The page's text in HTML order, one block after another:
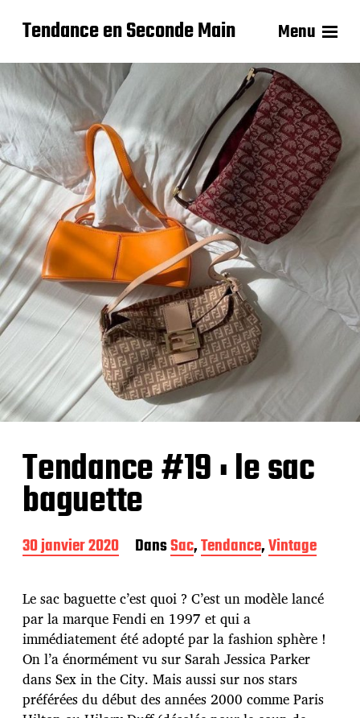
Tendance en Seconde Main Menu
Tendance #19 : le sac
baguette
D
a
e
d
e
p
u
b
l
i
30 janvier 2020 DansSac,Tendance,Vintage
Le sac baguette c’est quoi ? C’est un modèle lancé
par la marque Fendi en 1997 et qui a
immédiatement été adopté par la fashion sphère !
On l’a énormément vu sur Sarah Jessica Parker
dans Sex in the City. Mais aussi sur nos stars
préférées du début des années 2000 comme Paris